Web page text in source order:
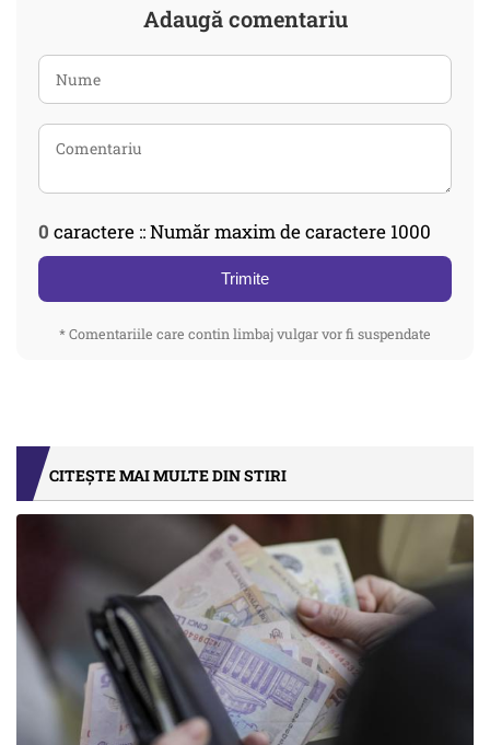
Adaugă comentariu
0 caractere :: Număr maxim de caractere 1000
Trimite
* Comentariile care contin limbaj vulgar vor fi suspendate
CITEȘTE MAI MULTE DIN STIRI